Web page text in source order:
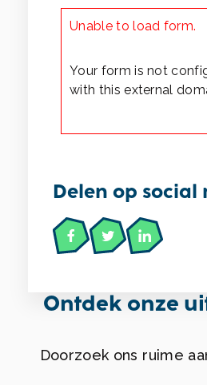
Unable to load form.
Your form is not
with this external
Delen op social
Ontdek onze
Doorzoek ons ruime